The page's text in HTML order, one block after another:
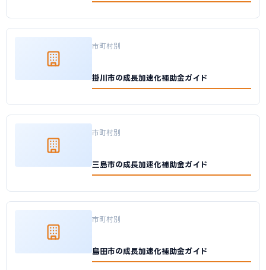
市町村別
掛川市の成長加速化補助金ガイド
市町村別
三島市の成長加速化補助金ガイド
市町村別
島田市の成長加速化補助金ガイド